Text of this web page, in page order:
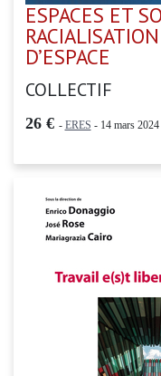
ESPACES ET
D’ESPACE
COLLECTIF
26 € - ERES - 14 mars 2024